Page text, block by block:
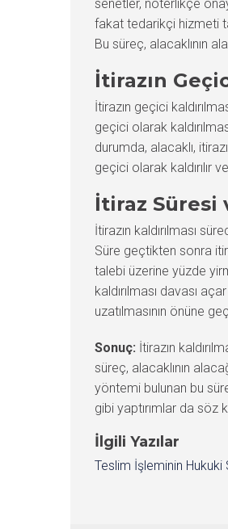
senetler, noterlikçe
fakat tedarikçi hizmeti
Bu süreç, alacaklının
İtirazın
İtirazın geçici
geçici olarak
durumda, alacaklı,
geçici olarak kaldırılır
İtiraz Süresi
İtirazın kaldırılması
Süre geçtikten sonra
talebi üzerine yüzde
kaldırılması davası
uzatılmasının önüne
Sonuç: İtirazın
süreç, alacaklının
yöntemi bulunan bu
gibi yaptırımlar da söz
İlgili Yazılar
Teslim İşleminin Hukuki